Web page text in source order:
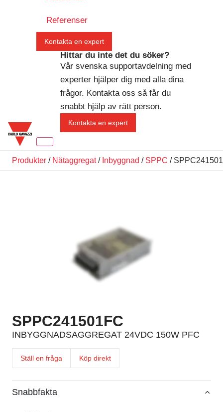
Referenser
Kontakta en expert
Hittar du inte det du söker?
Vår svenska supportavdelning med
experter hjälper dig med alla dina
frågor. Kontakta oss så får du
snabbt hjälp av rätt person.
Kontakta en expert
Produkter / Nätaggregat/ Inbyggnad / SPPC /
SPPC241501FC
INBYGGNADSAGGREGAT 24VDC 150W PFC
Ställ en fråga Köp direkt
Snabbfakta